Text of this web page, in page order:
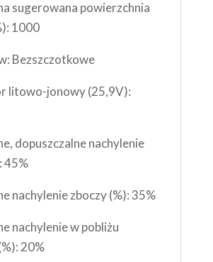
sugerowana powierzchnia
1000
Bezszczotkowe
litowo-jonowy (25,9V):
dopuszczalne nachylenie
45%
nachylenie zboczy (%): 35%
nachylenie w pobliżu
20%